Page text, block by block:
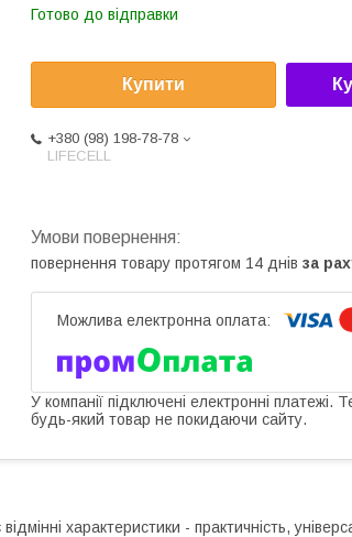
Готово до відправки
Купити
+380 (98) 198-78-78
LIFECELL
повернення товару протягом 14 днів за
У компанії підключені електронні платежі.
будь-який товар не покидаючи сайту.
характеристики - практичність,